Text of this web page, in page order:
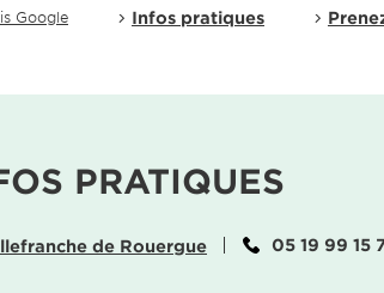
Google Infos pratiques
PRATIQUES
de Rouergue 05 19 99 15